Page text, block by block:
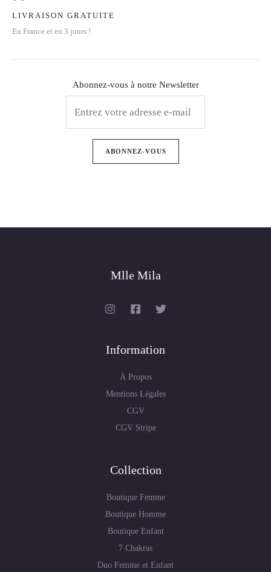
LIVRAISON GRATUITE
En France et en 3 jours !
Abonnez-vous à notre Newsletter
Mlle Mila
Information
À Propos
Mentions Légales
CGV
CGV Stripe
Collection
Boutique Femme
Boutique Homme
Boutique Enfant
7 Chakras
Duo Femme et Enfant